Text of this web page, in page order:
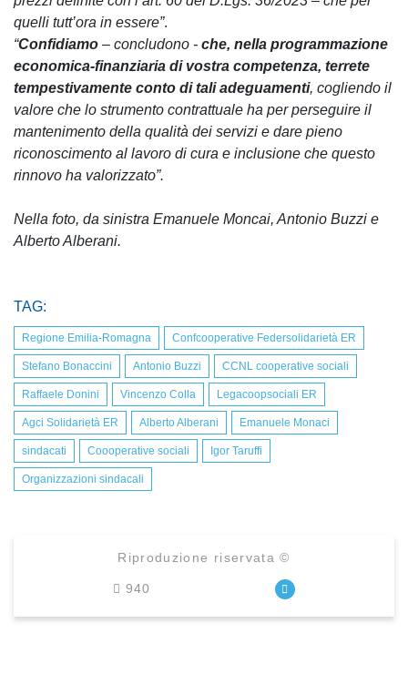
quelli tutt’ora in essere”.
“Confidiamo – concludono - che, nella programmazione
economica-finanziaria di vostra competenza, terrete
tempestivamente conto di tali adeguamenti, cogliendo il
valore che lo strumento contrattuale ha per perseguire il
mantenimento della qualità dei servizi e dare pieno
riconoscimento al lavoro di cura e inclusione che questo
rinnovo ha valorizzato”.
Nella foto, da sinistra Emanuele Moncai, Antonio Buzzi e
Alberto Alberani.
TAG:
Regione Emilia-Romagna Confcooperative Federsolidarietà ER
Stefano Bonaccini Antonio Buzzi CCNL cooperative sociali
Raffaele Donini Vincenzo Colla Legacoopsociali ER
Agci Solidarietà ER Alberto Alberani Emanuele Monaci
sindacati Coooperative sociali Igor Taruffi
Organizzazioni sindacali
Riproduzione riservata ©
940